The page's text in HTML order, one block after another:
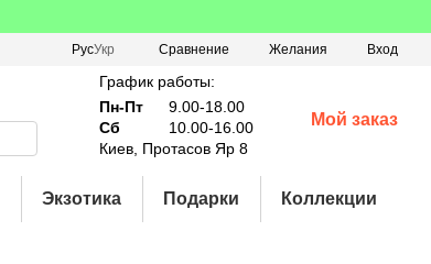
РусУкр Сравнение Желания Вход
График работы:
Пн-Пт
9.00-18.00
Сб
10.00-16.00
Киев, Протасов Яр 8
Мой заказ
Экзотика Подарки Коллекции